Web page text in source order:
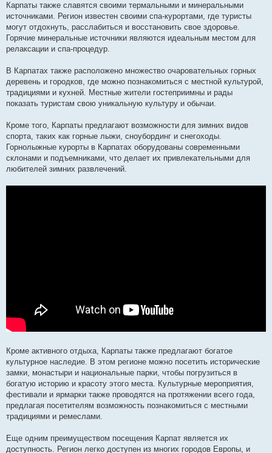
Карпаты также славятся своими термальными и минеральными
источниками. Регион известен своими спа-курортами, где туристы
могут отдохнуть, расслабиться и восстановить свое здоровье.
Горячие минеральные источники являются идеальным местом для
релаксации и спа-процедур.
В Карпатах также расположено множество очаровательных горных
деревень и городков, где можно познакомиться с местной культурой,
традициями и кухней. Местные жители гостеприимны и рады
показать туристам свою уникальную культуру и обычаи.
Кроме того, Карпаты предлагают возможности для зимних видов
спорта, таких как горные лыжи, сноубординг и снегоходы.
Горнолыжные курорты в Карпатах оборудованы современными
склонами и подъемниками, что делает их привлекательными для
любителей зимних развлечений.
Кроме активного отдыха, Карпаты также предлагают богатое
культурное наследие. В этом регионе можно посетить исторические
замки, монастыри и национальные парки, чтобы погрузиться в
богатую историю и красоту этого места. Культурные мероприятия,
фестивали и ярмарки также проводятся на протяжении всего года,
предлагая посетителям возможность познакомиться с местными
традициями и ремеслами.
Еще одним преимуществом посещения Карпат является их
доступность. Регион легко доступен из многих городов Европы, и